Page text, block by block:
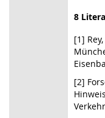
8
[1]
[2]